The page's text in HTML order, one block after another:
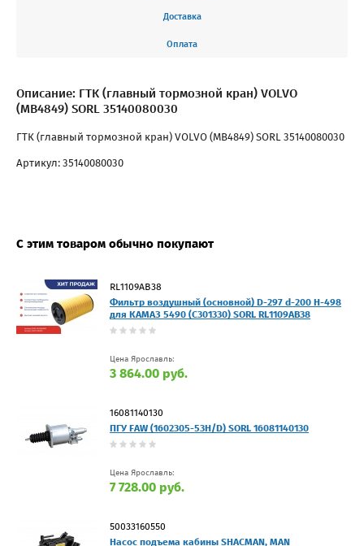
Доставка
Оплата
Описание: ГТК (главный тормозной кран) VOLVO
(MB4849) SORL 35140080030
ГТК (главный тормозной кран) VOLVO (MB4849) SORL 35140080030
Артикул: 35140080030
С этим товаром обычно покупают
RL1109AB38
Фильтр воздушный (основной) D-297 d-200 H-498
для КАМАЗ 5490 (C301330) SORL RL1109AB38
Цена Ярославль:
3 864.00 руб.
16081140130
ПГУ FAW (1602305-53H/D) SORL 16081140130
Цена Ярославль:
7 728.00 руб.
50033160550
Насос подъема кабины SHACMAN, MAN